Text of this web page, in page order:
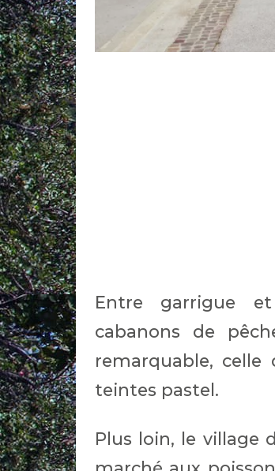
Entre garrigue
cabanons de
remarquable,
teintes pastel.
Plus loin, le village